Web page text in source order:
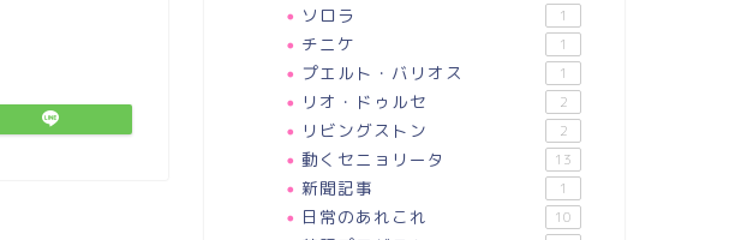
ソロラ 1
チニケ 1
プエルト・バリオス 1
リオ・ドゥルセ 2
リビングストン 2
動くセニョリータ 13
新聞記事 1
日常のあれこれ 10